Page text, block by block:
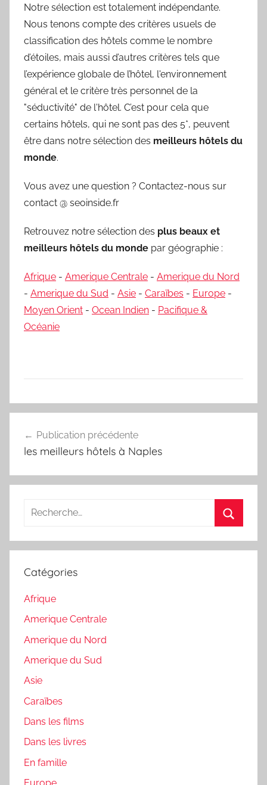
Notre sélection est totalement indépendante.
Nous tenons compte des critères usuels de
classification des hôtels comme le nombre
d’étoiles, mais aussi d’autres critères tels que
l’expérience globale de l’hôtel, l'environnement
général et le critère très personnel de la
"séductivité" de l'hôtel. C’est pour cela que
certains hôtels, qui ne sont pas des 5*, peuvent
être dans notre sélection des meilleurs hôtels du
monde.
Vous avez une question ? Contactez-nous sur
contact @ seoinside.fr
Retrouvez notre sélection des plus beaux et
meilleurs hôtels du monde par géographie :
Afrique - Amerique Centrale - Amerique du Nord
- Amerique du Sud - Asie - Caraïbes - Europe -
Moyen Orient - Ocean Indien - Pacifique &
Océanie
de
Publication précédente
les meilleurs hôtels à Naples
Recherche
:
Catégories
Afrique
Amerique Centrale
Amerique du Nord
Amerique du Sud
Asie
Caraïbes
Dans les films
Dans les livres
En famille